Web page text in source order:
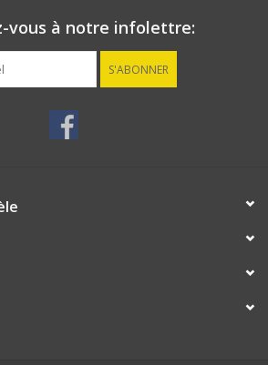
vous à notre infolettre:
S'ABONNER